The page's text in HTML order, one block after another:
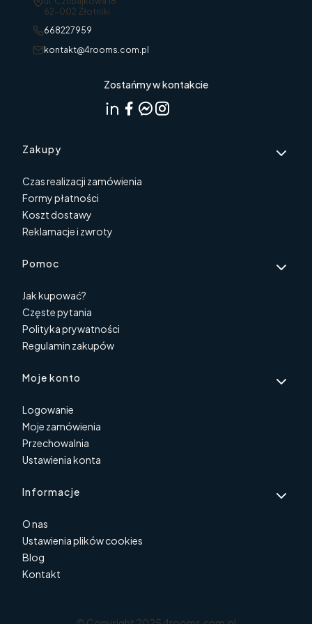
62-002 Złotniki
668227959
kontakt@4rooms.com.pl
Zostańmy w kontakcie
Linki w stopce
Zakupy
Czas realizacji zamówienia
Formy płatności
Koszt dostawy
Reklamacje i zwroty
Pomoc
Jak kupować?
Częste pytania
Polityka prywatności
Regulamin zakupów
Moje konto
Logowanie
Moje zamówienia
Przechowalnia
Ustawienia konta
Informacje
O nas
Ustawienia plików cookies
Blog
Kontakt